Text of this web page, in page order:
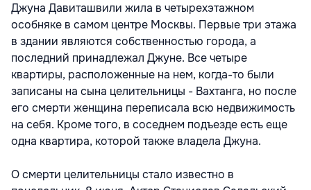
Джуна Давиташвили жила в четырехэтажном
особняке в самом центре Москвы. Первые три этажа
в здании являются собственностью города, а
последний принадлежал Джуне. Все четыре
квартиры, расположенные на нем, когда-то были
записаны на сына целительницы - Вахтанга, но после
его смерти женщина переписала всю недвижимость
на себя. Кроме того, в соседнем подъезде есть еще
одна квартира, которой также владела Джуна.
О смерти целительницы стало известно в